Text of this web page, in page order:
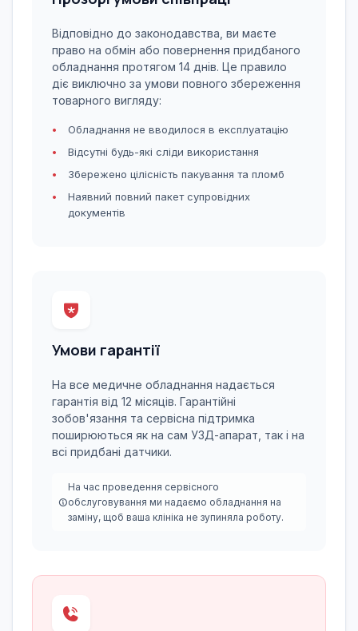
Відповідно до законодавства, ви маєте
право на обмін або повернення придбаного
обладнання протягом 14 днів. Це правило
діє виключно за умови повного збереження
товарного вигляду:
Обладнання не вводилося в експлуатацію
Відсутні будь-які сліди використання
Збережено цілісність пакування та пломб
Наявний повний пакет супровідних
документів
Умови гарантії
На все медичне обладнання надається
гарантія від 12 місяців. Гарантійні
зобов'язання та сервісна підтримка
поширюються як на сам УЗД-апарат, так і на
всі придбані датчики.
На час проведення сервісного
обслуговування ми надаємо обладнання на
заміну, щоб ваша клініка не зупиняла роботу.